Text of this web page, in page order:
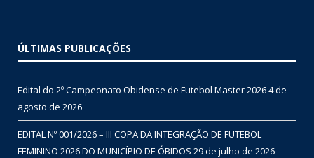
ÚLTIMAS PUBLICAÇÕES
Edital do 2º Campeonato Obidense de Futebol Master 20264 de
agosto de 2026
EDITAL Nº 001/2026 – III COPA DA INTEGRAÇÃO DE FUTEBOL
FEMININO 2026 DO MUNICÍPIO DE ÓBIDOS 29 de julho de 2026